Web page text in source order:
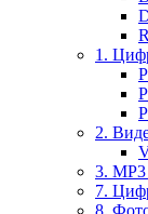
1.
2.
3.
7.
8.